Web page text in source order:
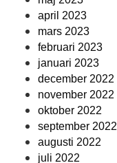
april 2023
mars 2023
februari 2023
januari 2023
december 2022
november 2022
oktober 2022
september 2022
augusti 2022
juli 2022